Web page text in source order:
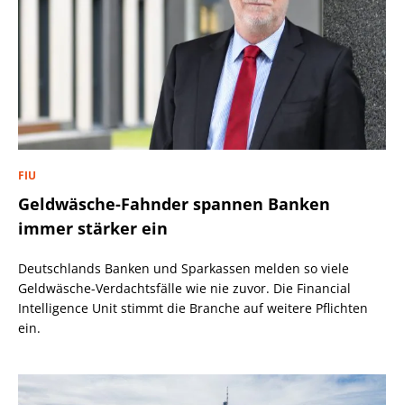
FIU
Geldwäsche-Fahnder spannen Banken
immer stärker ein
Deutschlands Banken und Sparkassen melden so viele
Geldwäsche-Verdachtsfälle wie nie zuvor. Die Financial
Intelligence Unit stimmt die Branche auf weitere Pflichten
ein.